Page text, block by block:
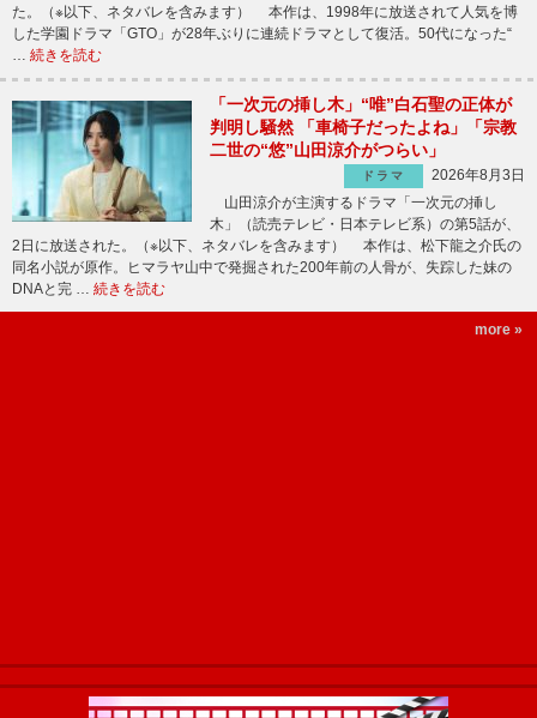
た。（※以下、ネタバレを含みます） 本作は、1998年に放送されて人気を博
した学園ドラマ「GTO」が28年ぶりに連続ドラマとして復活。50代になった“
… 続きを読む
「一次元の挿し木」“唯”白石聖の正体が
判明し騒然 「車椅子だったよね」「宗教
二世の“悠”山田涼介がつらい」
ドラマ
2026年8月3日
山田涼介が主演するドラマ「一次元の挿し
木」（読売テレビ・日本テレビ系）の第5話が、
2日に放送された。（※以下、ネタバレを含みます） 本作は、松下龍之介氏の
同名小説が原作。ヒマラヤ山中で発掘された200年前の人骨が、失踪した妹の
DNAと完 … 続きを読む
more »